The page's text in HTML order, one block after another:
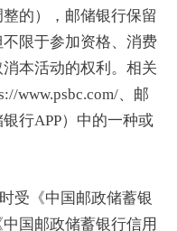
的），邮储银行保留
限于参加资格、消费
本活动的权利。相关
www.psbc.com/、邮
行APP）中的一种或
受《中国邮政储蓄银
国邮政储蓄银行信用